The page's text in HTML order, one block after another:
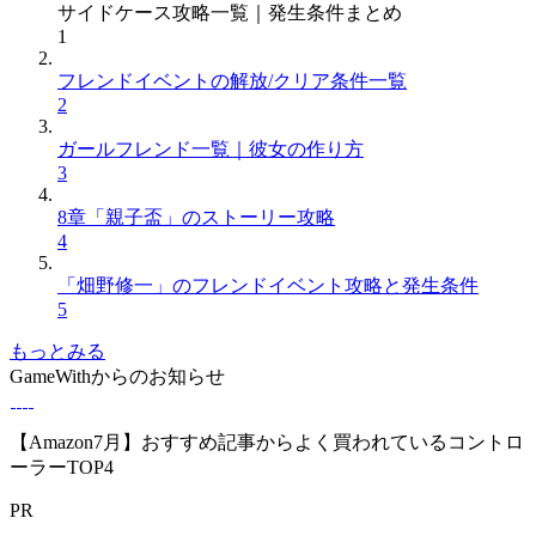
サイドケース攻略一覧｜発生条件まとめ
1
フレンドイベントの解放/クリア条件一覧
2
ガールフレンド一覧｜彼女の作り方
3
8章「親子盃」のストーリー攻略
4
「畑野修一」のフレンドイベント攻略と発生条件
5
もっとみる
GameWithからのお知らせ
【Amazon7月】おすすめ記事からよく買われているコントロ
ーラーTOP4
PR